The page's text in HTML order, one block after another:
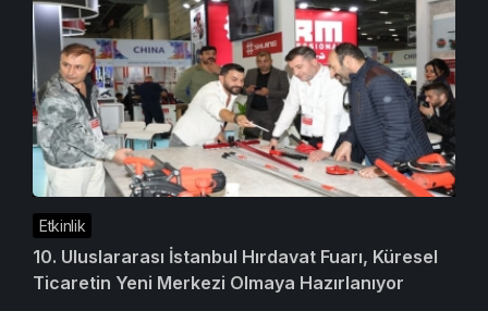
Etkinlik
10. Uluslararası İstanbul Hırdavat Fuarı, Küresel
Ticaretin Yeni Merkezi Olmaya Hazırlanıyor